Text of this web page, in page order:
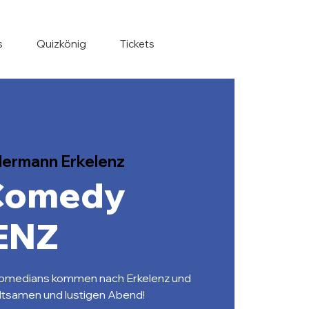
Quizkönig Tickets
Erkelenz
kommen nach Erkelenz und
und lustigen Abend!